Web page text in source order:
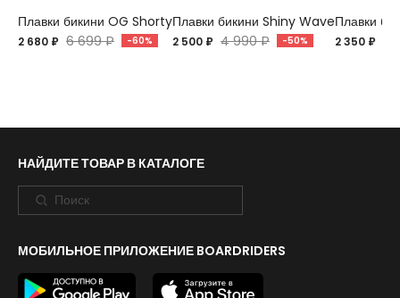
Плавки бикини OG Shorty
2 680 ₽ 6 699 ₽ -60%
Плавки бикини Shiny Wave
2 500 ₽ 4 990 ₽ -50%
Плавки
2 350 ₽
НАЙДИТЕ ТОВАР В КАТАЛОГЕ
МОБИЛЬНОЕ ПРИЛОЖЕНИЕ BOARDRIDERS